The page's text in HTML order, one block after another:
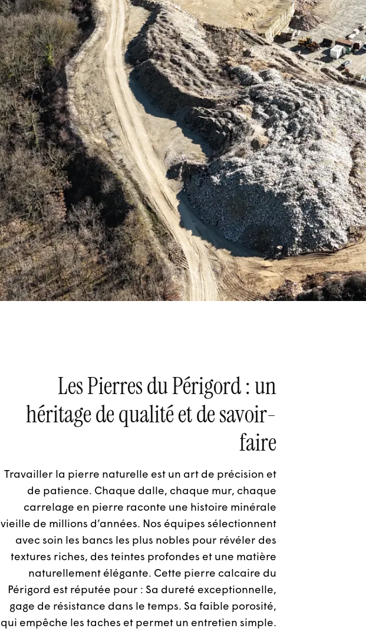
Les Pierres du Périgord : un
héritage de qualité et de savoir-
faire
Travailler la pierre naturelle est un art de précision et
de patience. Chaque dalle, chaque mur, chaque
carrelage en pierre raconte une histoire minérale
vieille de millions d’années. Nos équipes sélectionnent
avec soin les bancs les plus nobles pour révéler des
textures riches, des teintes profondes et une matière
naturellement élégante. Cette pierre calcaire du
Périgord est réputée pour : Sa dureté exceptionnelle,
gage de résistance dans le temps. Sa faible porosité,
qui empêche les taches et permet un entretien simple.